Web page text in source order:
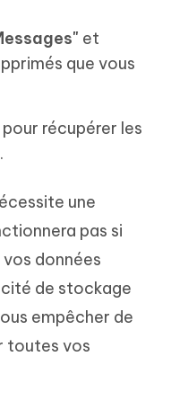
et
que vous
pour récupérer les
une
pas si
données
de stockage
empêcher de
toutes vos